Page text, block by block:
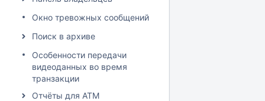
Окно тревожных сообщений
Поиск в архиве
Особенности передачи
видеоданных во время
транзакции
Отчёты для АТМ